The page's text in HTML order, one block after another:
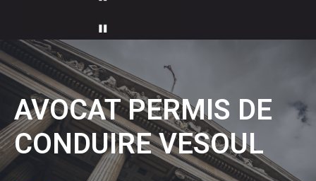
AVOCAT PERMIS DE
CONDUIRE VESOUL